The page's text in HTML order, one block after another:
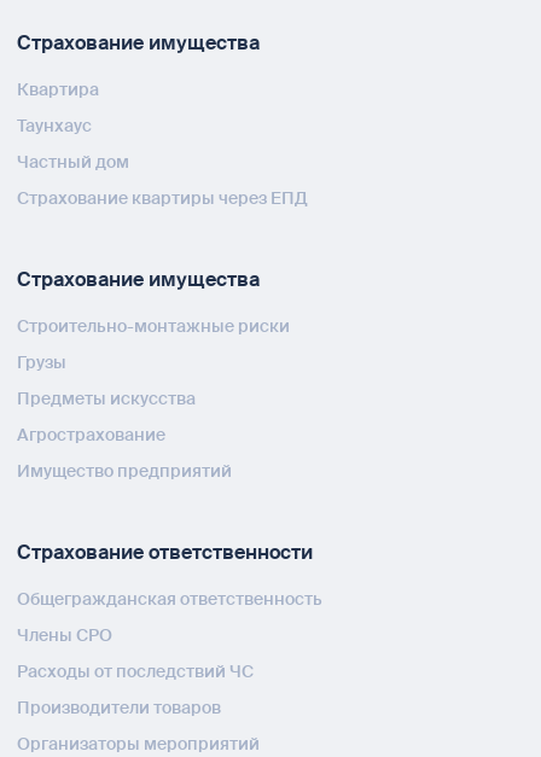
Страхование имущества
Квартира
Таунхаус
Частный дом
Страхование квартиры через ЕПД
Страхование имущества
Строительно-монтажные риски
Грузы
Предметы искусства
Агрострахование
Имущество предприятий
Страхование ответственности
Общегражданская ответственность
Члены СРО
Расходы от последствий ЧС
Производители товаров
Организаторы мероприятий